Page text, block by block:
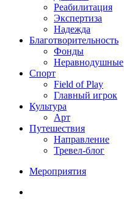
Реабилитация
Экспертиза
Надежда
Благотворительность
Фонды
Неравнодушные
Спорт
Field of Play
Главный игрок
Культура
Арт
Путешествия
Направление
Тревел-блог
Мероприятия